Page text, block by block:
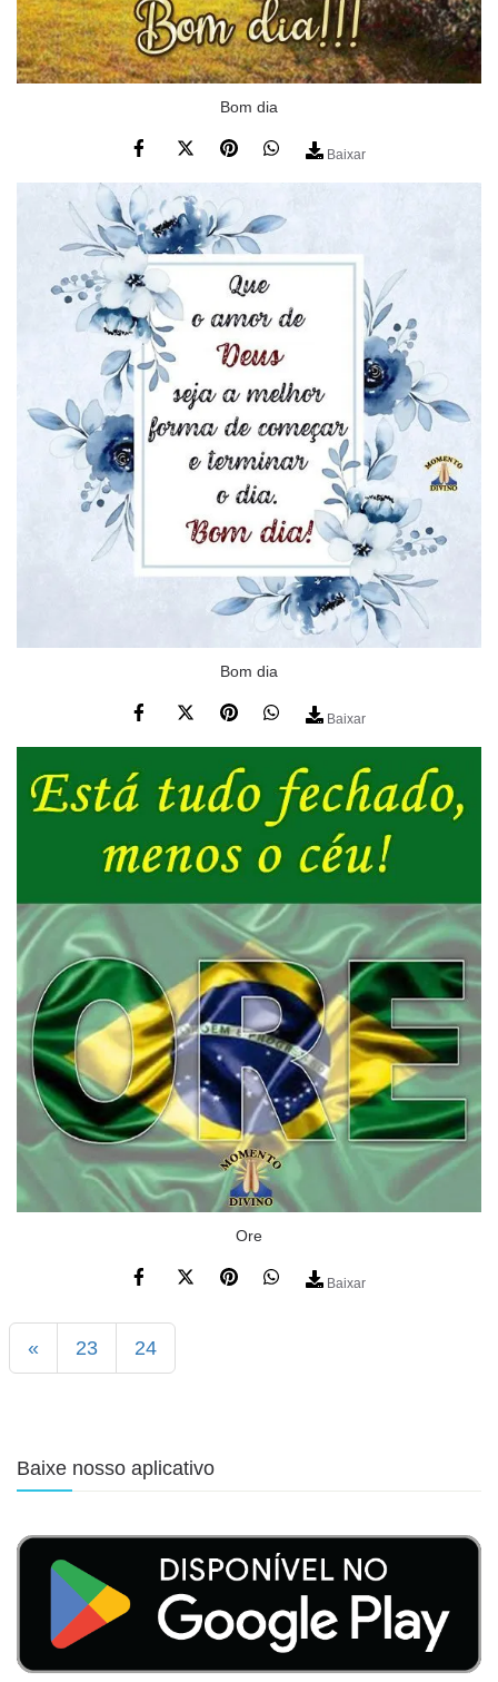
Bom dia
Baixar
Bom dia
Baixar
Ore
Baixar
« 23 24
Baixe nosso aplicativo